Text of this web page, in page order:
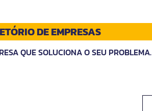
DE EMPRESAS
QUE SOLUCIONA O SEU PROBLEMA.